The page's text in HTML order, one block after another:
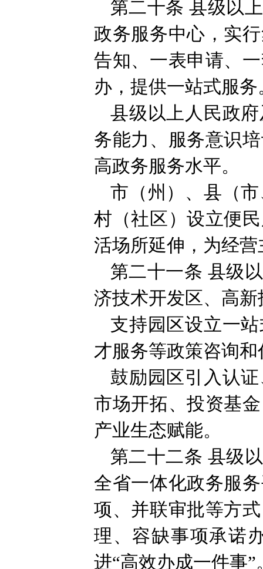
第二十条 县级以
政务服务中心，实
告知、一表申请、
办，提供一站式服务
县级以上人民政
务能力、服务意识
高政务服务水平。
市（州）、县（
村（社区）设立便
活场所延伸，为经
第二十一条 县级
济技术开发区、高
支持园区设立一
才服务等政策咨询
鼓励园区引入认
市场开拓、投资基
产业生态赋能。
第二十二条 县级
全省一体化政务服
项、并联审批等方
理、容缺事项承诺
进“高效办成一件事”